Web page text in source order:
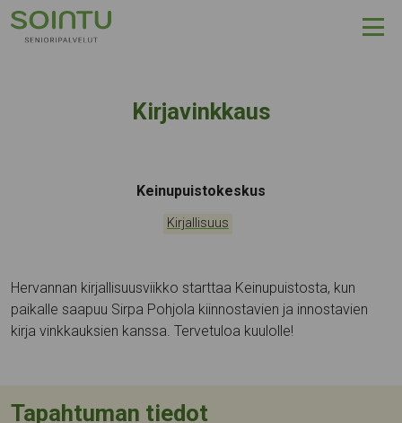
Hyppää sisältöön
Kirjavinkkaus
Tapahtumapaikka:
Keinupuistokeskus
Kategoriat:
Kirjallisuus
Hervannan kirjallisuusviikko starttaa Keinupuistosta, kun
paikalle saapuu Sirpa Pohjola kiinnostavien ja innostavien
kirja vinkkauksien kanssa. Tervetuloa kuulolle!
Tapahtuman tiedot